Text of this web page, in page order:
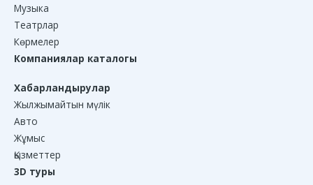
Музыка
Театрлар
Көрмелер
Компаниялар каталогы
Хабарландырулар
Жылжымайтын мүлік
Авто
Жұмыс
Қызметтер
3D туры